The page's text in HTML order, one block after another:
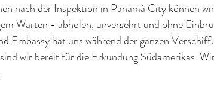
nach der Inspektion in Panamá City können
Warten - abholen, unversehrt und ohne
Embassy hat uns während der ganzen
wir bereit für die Erkundung Südamerikas.